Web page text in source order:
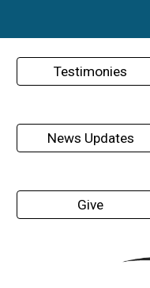
Testimonies
News Updates
Give